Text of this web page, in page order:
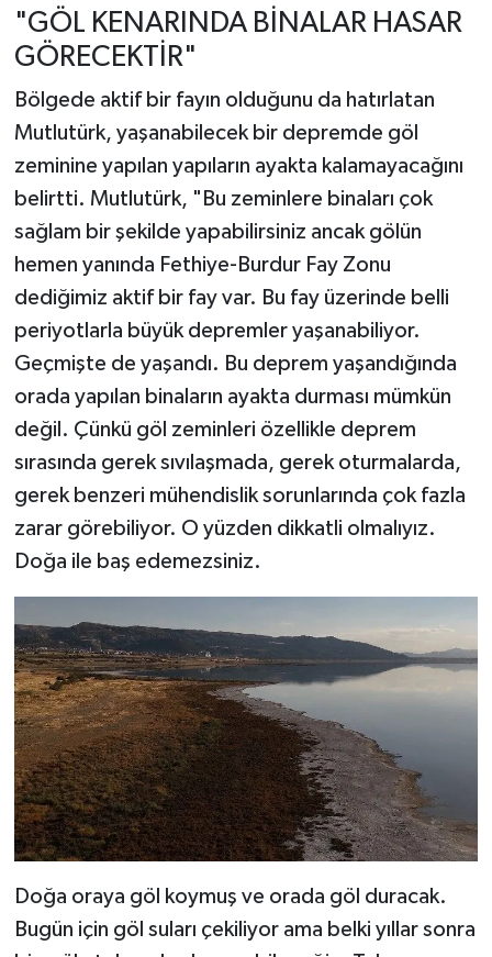
"GÖL KENARINDA BİNALAR HASAR
GÖRECEKTİR"
Bölgede aktif bir fayın olduğunu da hatırlatan
Mutlutürk, yaşanabilecek bir depremde göl
zeminine yapılan yapıların ayakta kalamayacağını
belirtti. Mutlutürk, "Bu zeminlere binaları çok
sağlam bir şekilde yapabilirsiniz ancak gölün
hemen yanında Fethiye-Burdur Fay Zonu
dediğimiz aktif bir fay var. Bu fay üzerinde belli
periyotlarla büyük depremler yaşanabiliyor.
Geçmişte de yaşandı. Bu deprem yaşandığında
orada yapılan binaların ayakta durması mümkün
değil. Çünkü göl zeminleri özellikle deprem
sırasında gerek sıvılaşmada, gerek oturmalarda,
gerek benzeri mühendislik sorunlarında çok fazla
zarar görebiliyor. O yüzden dikkatli olmalıyız.
Doğa ile baş edemezsiniz.
Doğa oraya göl koymuş ve orada göl duracak.
Bugün için göl suları çekiliyor ama belki yıllar sonra